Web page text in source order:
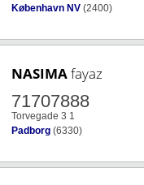
København NV (2400)
NASIMAfayaz
71707888
Torvegade 3 1
Padborg (6330)